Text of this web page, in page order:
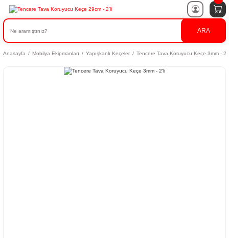
ARA
Anasayfa Mobilya Ekipmanları Yapışkanlı Keçeler Tencere Tava Koruyucu Keçe 3mm - 2'li